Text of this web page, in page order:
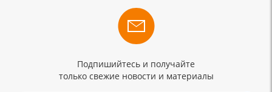
Подпишийтесь и получайте
только свежие новости и материалы